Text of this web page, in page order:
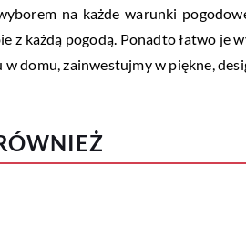
na każde warunki
z każdą pogodą. Ponadto łatwo je
w domu, zainwestujmy w piękne,